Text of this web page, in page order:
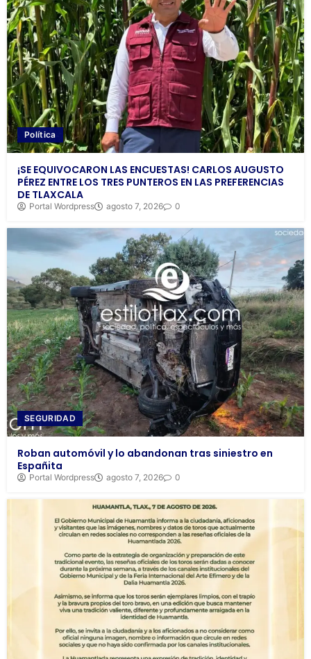
Política
¡SE EQUIVOCARON LAS ENCUESTAS! CARLOS AUGUSTO
PÉREZ ENTRE LOS TRES PUNTEROS EN LAS PREFERENCIAS
DE TLAXCALA
Portal Wordpress agosto 7, 2026 0
SEGURIDAD
Roban automóvil y lo abandonan tras siniestro en
Españita
Portal Wordpress agosto 7, 2026 0